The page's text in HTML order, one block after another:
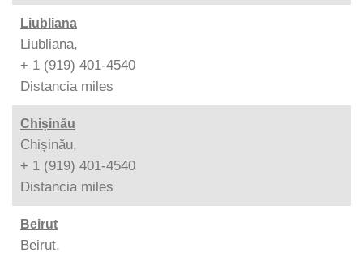
Liubliana
Liubliana,
+ 1 (919) 401-4540
Distancia miles
Chișinău
Chișinău,
+ 1 (919) 401-4540
Distancia miles
Beirut
Beirut,